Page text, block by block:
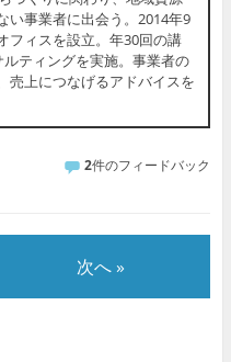
い事業者に出会う。2014年9
フィスを設立。年30回の講
ティングを実施。事業者の
売上につなげるアドバイスを
2件のフィードバック
次へ »